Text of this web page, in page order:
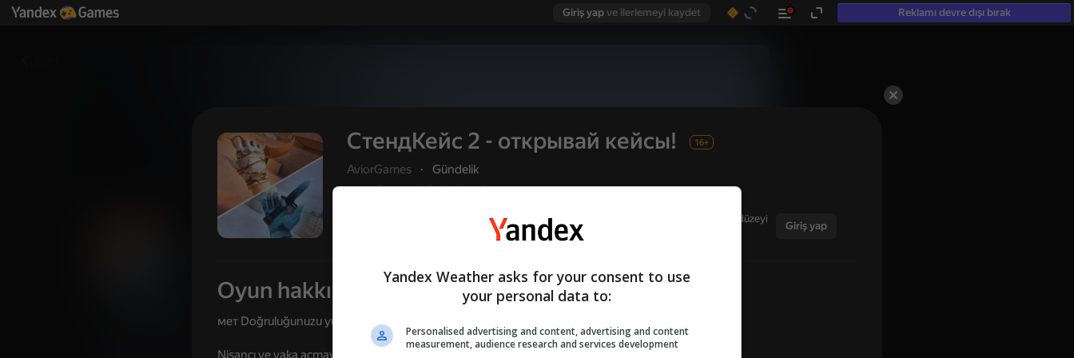
Giriş yap ve ilerlemeyi kaydet Reklamı devre dışı bırak
СтендКейс 2 - открывай кейсы!
СтендКейс 2 - открывай кейсы! 16+
AviorGames · Gündelik
3,4 Oyuncu değerlendirmeleri
Kullanıcı adı ile giriş yapmanız, oyunda ulaştığınız düzeyi
ve tüm başarılarınızı kaydetmenizi sağlar
Giriş yap
Oyun hakkında
мет Doğruluğunuzu yükseltin ve bir dış görünüm koleksiyonu toplayın!
Nişancı ve vaka açmayı birleştiren benzersiz bir oyuna hoş geldiniz!
Yandex Weather asks for your consent to use
your personal data to:
Personalised advertising and content, advertising and content
measurement, audience research and services development